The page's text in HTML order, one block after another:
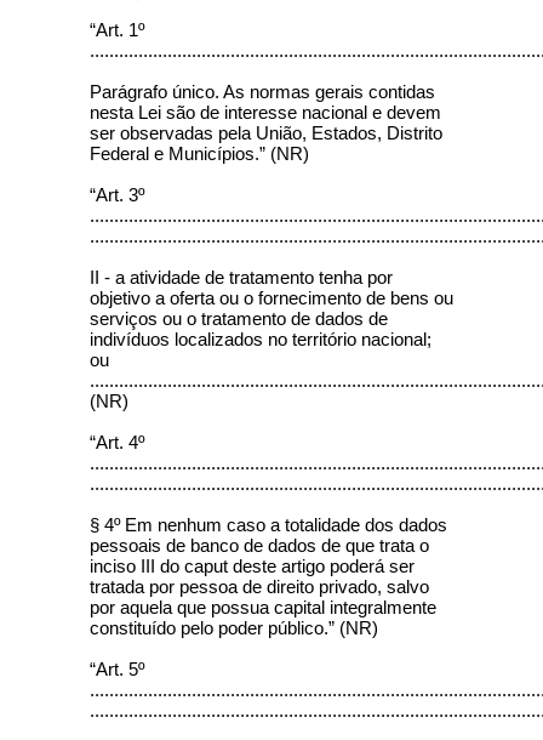
“Art. 1º
Parágrafo único. As normas gerais contidas
nesta Lei são de interesse nacional e devem
ser observadas pela União, Estados, Distrito
Federal e Municípios.” (NR)
“Art. 3º
II - a atividade de tratamento tenha por
objetivo a oferta ou o fornecimento de bens ou
serviços ou o tratamento de dados de
indivíduos localizados no território nacional;
ou
(NR)
“Art. 4º
§ 4º Em nenhum caso a totalidade dos dados
pessoais de banco de dados de que trata o
inciso III do caput deste artigo poderá ser
tratada por pessoa de direito privado, salvo
por aquela que possua capital integralmente
constituído pelo poder público.” (NR)
“Art. 5º